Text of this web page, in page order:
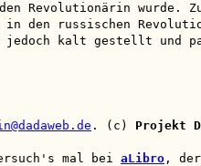
Revolutionärin wurde.
in den russischen
jedoch kalt gestellt und
. (c) Projekt
mal bei aLibro ,